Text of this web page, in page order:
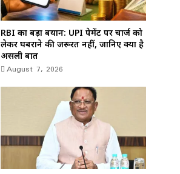
RBI का बड़ा बयान: UPI पेमेंट पर चार्ज को
लेकर घबराने की जरूरत नहीं, जानिए क्या है
असली बात
August 7, 2026